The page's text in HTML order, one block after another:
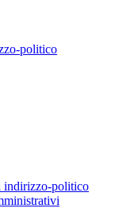
politico
indirizzo-politico